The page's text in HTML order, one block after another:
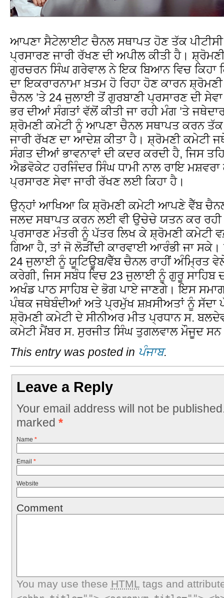
ਆਪਣਾ ਸੈਟੇਲਾਈਟ ਚੈਨਲ ਸਥਾਪਤ ਹੋਣ ਤੱਕ
ਪ੍ਰਸਾਰਣ ਜਾਰੀ ਰੱਖਣ ਦੀ ਅਪੀਲ ਕੀਤੀ ਹੈ।
ਗੁਰਚਰਨ ਸਿੰਘ ਗਰੇਵਾਲ ਨੇ ਇਕ ਬਿਆਨ ਵਿਚ ਕਿਹਾ
ਦਾ ਇਕਰਾਰਨਾਮਾ ਖ਼ਤਮ ਹੋ ਰਿਹਾ ਹੋਣ ਕਾਰਨ
ਚੈਨਲ ’ਤੇ 24 ਜੁਲਾਈ ਤੋਂ ਗੁਰਬਾਣੀ ਪ੍ਰਸਾਰਣ ਦੀ
ਭਰ ਦੀਆਂ ਸੰਗਤਾਂ ਵੱਲੋਂ ਕੀਤੀ ਜਾ ਰਹੀ ਮੰਗ ’ਤੇ
ਸ਼੍ਰੋਮਣੀ ਕਮੇਟੀ ਨੂੰ ਆਪਣਾ ਚੈਨਲ ਸਥਾਪਤ ਕਰਨ ਤੱਕ
ਜਾਰੀ ਰੱਖਣ ਦਾ ਆਦੇਸ਼ ਕੀਤਾ ਹੈ। ਸ਼੍ਰੋਮਣੀ ਕਮੇਟੀ
ਸੰਗਤ ਦੀਆਂ ਭਾਵਨਾਵਾਂ ਦੀ ਕਦਰ ਕਰਦੀ ਹੈ, ਜਿਸ
ਐਡਵੋਕੇਟ ਹਰਜਿੰਦਰ ਸਿੰਘ ਧਾਮੀ ਨਾਲ ਰਾਇ ਮਸ਼ਵਰਾ
ਪ੍ਰਸਾਰਣ ਸੇਵਾ ਜਾਰੀ ਰੱਖਣ ਲਈ ਕਿਹਾ ਹੈ।
ਉਨ੍ਹਾਂ ਆਖਿਆ ਕਿ ਸ਼੍ਰੋਮਣੀ ਕਮੇਟੀ ਆਪਣੇ ਵੈੱਬ
ਜਲਦ ਸਥਾਪਤ ਕਰਨ ਲਈ ਵੀ ਉਚੇਚੇ ਯਤਨ ਕਰ
ਪ੍ਰਸਾਰਣ ਮੰਤਰੀ ਨੂੰ ਪੱਤਰ ਲਿਖ ਕੇ ਸ਼੍ਰੋਮਣੀ
ਗਿਆ ਹੈ, ਤਾਂ ਜੋ ਲੋੜੀਂਦੀ ਕਾਰਵਾਈ ਆਰੰਭੀ ਜਾ ਸਕੇ।
24 ਜੁਲਾਈ ਨੂੰ ਯੂਟਿਊਬ/ਵੈੱਬ ਚੈਨਲ ਰਾਹੀਂ ਅੰਮ੍ਰਿਤ
ਕਰੇਗੀ, ਜਿਸ ਸਬੰਧ ਵਿਚ 23 ਜੁਲਾਈ ਨੂੰ ਗੁਰੂ
ਅਖੰਡ ਪਾਠ ਸਾਹਿਬ ਦੇ ਭੋਗ ਪਾਏ ਜਾਣਗੇ। ਇਸ
ਪੰਥਕ ਜਥੇਬੰਦੀਆਂ ਅਤੇ ਪ੍ਰਮੁੱਖ ਸ਼ਖ਼ਸੀਅਤਾਂ ਨੂੰ
ਸ਼੍ਰੋਮਣੀ ਕਮੇਟੀ ਦੇ ਸੀਨੀਅਰ ਮੀਤ ਪ੍ਰਧਾਨ ਸ.
ਕਮੇਟੀ ਮੈਂਬਰ ਸ. ਸੁਰਜੀਤ ਸਿੰਘ ਤੁਗਲਵਾਲ ਮੌਜੂਦ
This entry was posted in ਪੰਜਾਬ.
Leave a Reply
Your email address will not be
marked *
Name *
Email *
Website
Comment
You may use these HTMLtags and